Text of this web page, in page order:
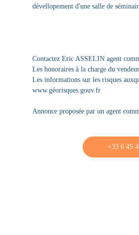
dévellopement d'une salle de
Contactez Eric ASSELIN agent
Les honoraires à la charge du vendeur.
Les informations sur les risques
www.géorisques.gouv.fr
Annonce proposée par un agent
+33 6 45